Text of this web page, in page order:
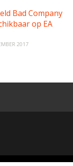
Bad Company
op EA
2017